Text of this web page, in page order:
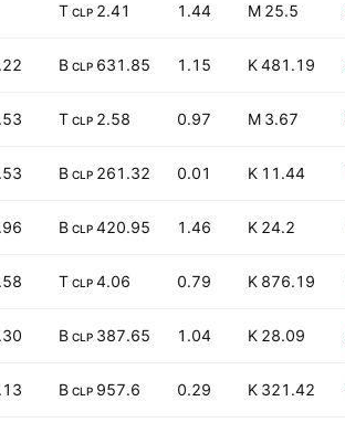
25.5 M
1.44
2.41 T
CLP
481.19 K
1.15
631.85 B
CLP
3.67 M
0.97
2.58 T
CLP
11.44 K
0.01
261.32 B
CLP
24.2 K
1.46
420.95 B
CLP
876.19 K
0.79
4.06 T
CLP
28.09 K
1.04
387.65 B
CLP
321.42 K
0.29
957.6 B
CLP